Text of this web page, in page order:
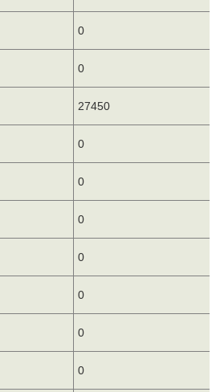
0
0
27450
0
0
0
0
0
0
0